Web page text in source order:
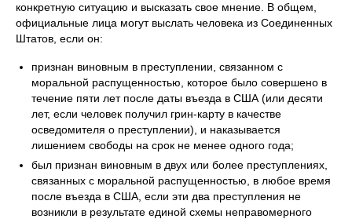
конкретную ситуацию и высказать свое мнение. В общем,
официальные лица могут выслать человека из Соединенных
Штатов, если он:
признан виновным в преступлении, связанном с
моральной распущенностью, которое было совершено в
течение пяти лет после даты въезда в США (или десяти
лет, если человек получил грин-карту в качестве
осведомителя о преступлении), и наказывается
лишением свободы на срок не менее одного года;
был признан виновным в двух или более преступлениях,
связанных с моральной распущенностью, в любое время
после въезда в США, если эти два преступления не
возникли в результате единой схемы неправомерного